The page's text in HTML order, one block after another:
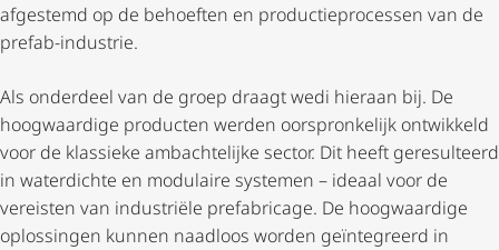
afgestemd op de behoeften en produc­tie­pro­cessen van de
prefab-industrie.
Als onderdeel van de groep draagt wedi hieraan bij. De
hoogwaardige producten werden oorspronkelijk ontwikkeld
voor de klassieke ambachtelijke sector. Dit heeft geresulteerd
in waterdichte en modulaire systemen – ideaal voor de
vereisten van industriële prefabricage. De hoogwaardige
oplossingen kunnen naadloos worden geïntegreerd in